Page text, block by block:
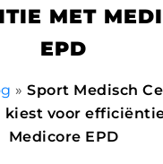
MET
EPD
»Sport Medisch
kiest voor
Medicore EPD